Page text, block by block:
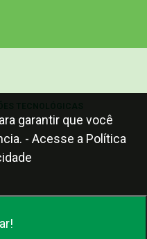
garantir que você
- Acesse a Política